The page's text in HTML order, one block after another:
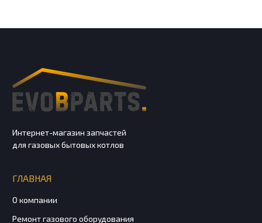
Интернет-магазин запчастей
для газовых бытовых котлов
ГЛАВНАЯ
О компании
Ремонт газового оборудования